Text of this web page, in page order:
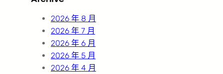
2026 年 8 月
2026 年 7 月
2026 年 6 月
2026 年 5 月
2026 年 4 月